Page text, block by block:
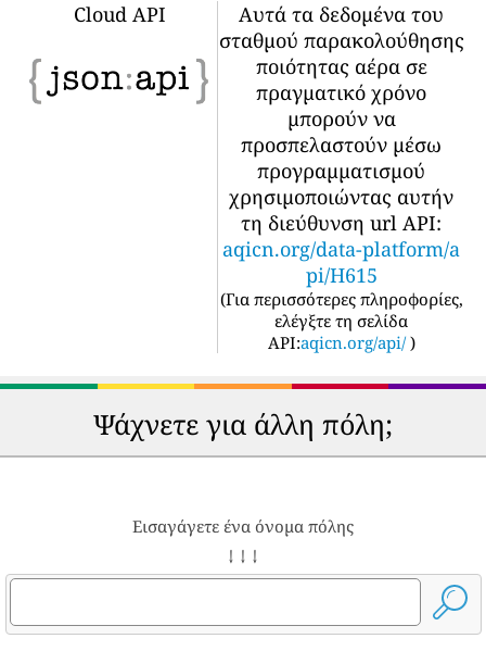
Cloud API
Αυτά τα δεδομένα του
σταθμού παρακολούθησης
ποιότητας αέρα σε
πραγματικό χρόνο
μπορούν να
προσπελαστούν μέσω
προγραμματισμού
χρησιμοποιώντας αυτήν
τη διεύθυνση url API:
aqicn.org/data-platform/a
pi/H615
(Για περισσότερες πληροφορίες,
ελέγξτε τη σελίδα
API:aqicn.org/api/ )
Ψάχνετε για άλλη πόλη;
Εισαγάγετε ένα όνομα πόλης
↓ ↓ ↓